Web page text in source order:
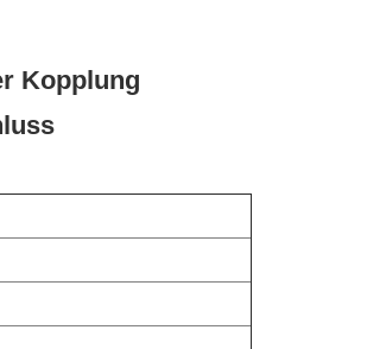
Kopplung